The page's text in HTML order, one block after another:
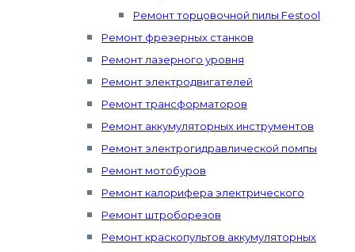
Ремонт торцовочной пилы Festool
Ремонт фрезерных станков
Ремонт лазерного уровня
Ремонт электродвигателей
Ремонт трансформаторов
Ремонт аккумуляторных инструментов
Ремонт электрогидравлической помпы
Ремонт мотобуров
Ремонт калорифера электрического
Ремонт штроборезов
Ремонт краскопультов аккумуляторных